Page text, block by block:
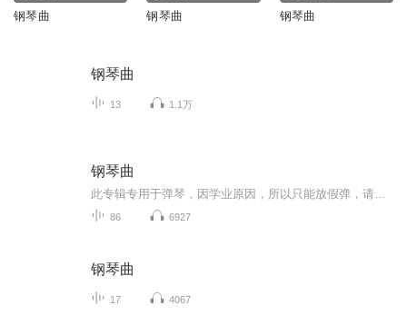
钢琴曲 钢琴曲 钢琴曲
钢琴曲
13 1.1万
钢琴曲
86 6927
钢琴曲
17 4067